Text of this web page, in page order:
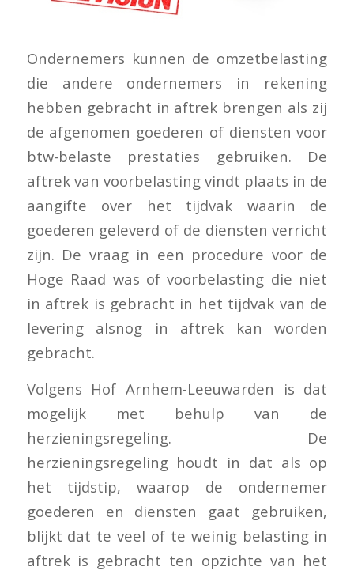
Ondernemers kunnen de omzetbelasting
die andere ondernemers in rekening
hebben gebracht in aftrek brengen als zij
de afgenomen goederen of diensten voor
btw-belaste prestaties gebruiken. De
aftrek van voorbelasting vindt plaats in de
aangifte over het tijdvak waarin de
goederen geleverd of de diensten verricht
zijn. De vraag in een procedure voor de
Hoge Raad was of voorbelasting die niet
in aftrek is gebracht in het tijdvak van de
levering alsnog in aftrek kan worden
gebracht.
Volgens Hof Arnhem-Leeuwarden is dat
mogelijk met behulp van de
herzieningsregeling. De
herzieningsregeling houdt in dat als op
het tijdstip, waarop de ondernemer
goederen en diensten gaat gebruiken,
blijkt dat te veel of te weinig belasting in
aftrek is gebracht ten opzichte van het